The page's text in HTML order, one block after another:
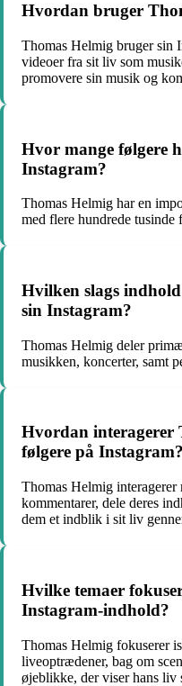
Hvordan bruger
Thomas Helmig bruger sin
videoer fra sit liv som
promovere sin musik og
Hvor mange følgere
Instagram?
Thomas Helmig har en
med flere hundrede tusinde
Hvilken slags
sin Instagram?
Thomas Helmig deler
musikken, koncerter, samt
Hvordan interagerer
følgere på Instagram?
Thomas Helmig interagerer
kommentarer, dele deres
dem et indblik i sit liv
Hvilke temaer
Instagram-indhold?
Thomas Helmig fokuserer
liveoptrædener, bag om
øjeblikke, der viser hans liv